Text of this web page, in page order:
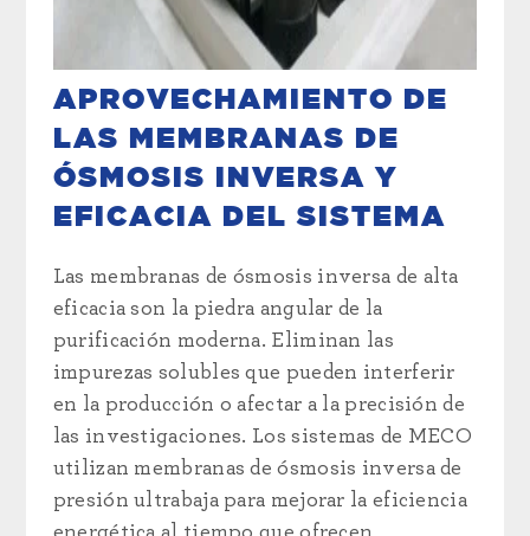
APROVECHAMIENTO DE
LAS MEMBRANAS DE
ÓSMOSIS INVERSA Y
EFICACIA DEL SISTEMA
Las membranas de ósmosis inversa de alta
eficacia son la piedra angular de la
purificación moderna. Eliminan las
impurezas solubles que pueden interferir
en la producción o afectar a la precisión de
las investigaciones. Los sistemas de MECO
utilizan membranas de ósmosis inversa de
presión ultrabaja para mejorar la eficiencia